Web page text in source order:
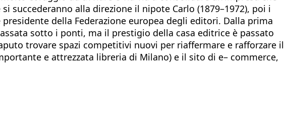
succederanno alla direzione il nipote Carlo (1879–1972), poi i
presidente della Federazione europea degli editori. Dalla prima
sotto i ponti, ma il prestigio della casa editrice è passato
trovare spazi competitivi nuovi per riaffermare e rafforzare il
e attrezzata libreria di Milano) e il sito di e– commerce,